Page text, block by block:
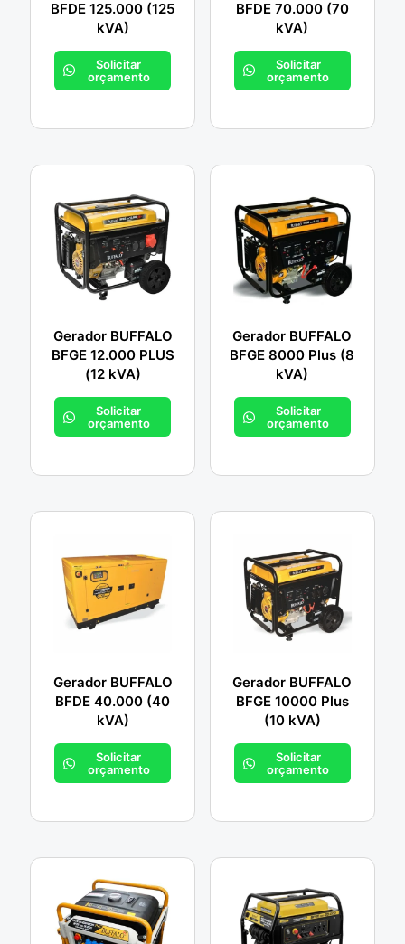
BFDE 125.000 (125
kVA)
Solicitar
orçamento
BFDE 70.000 (70
kVA)
Solicitar
orçamento
Gerador BUFFALO
BFGE 12.000 PLUS
(12 kVA)
Solicitar
orçamento
Gerador BUFFALO
BFGE 8000 Plus (8
kVA)
Solicitar
orçamento
Gerador BUFFALO
BFDE 40.000 (40
kVA)
Solicitar
orçamento
Gerador BUFFALO
BFGE 10000 Plus
(10 kVA)
Solicitar
orçamento